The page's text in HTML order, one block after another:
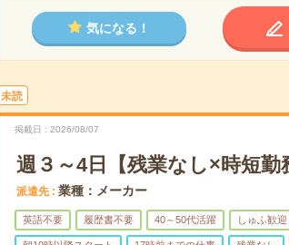
気になる！
未読
掲載日 2026/08/07
週３～4日【残業なし×時短
派遣先 業種：メーカー
英語不要 履歴書不要 40～50代活躍 しゅふ歓迎